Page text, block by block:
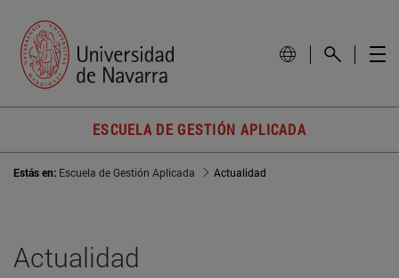
ESCUELA DE GESTIÓN APLICADA
Estás en: Escuela de Gestión Aplicada Actualidad
Actualidad